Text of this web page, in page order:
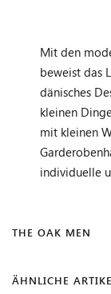
Mit den
beweist das
dänisches
kleinen
mit kleinen
individuelle
THE OAK MEN
ÄHNLICHE